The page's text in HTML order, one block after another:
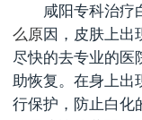
咸阳专科治疗
么原因，皮肤上出
尽快的去专业的医
助恢复。在身上出
行保护，防止白化